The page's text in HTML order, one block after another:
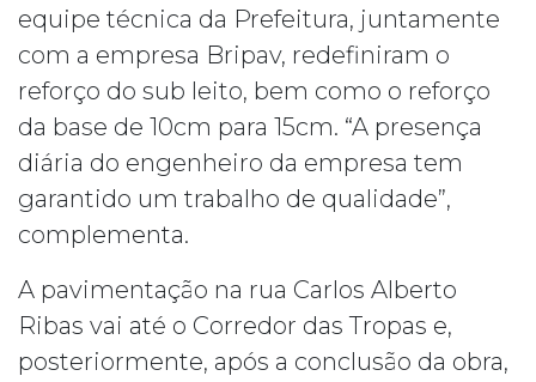
equipe técnica da Prefeitura, juntamente
com a empresa Bripav, redefiniram o
reforço do sub leito, bem como o reforço
da base de 10cm para 15cm. “A presença
diária do engenheiro da empresa tem
garantido um trabalho de qualidade”,
complementa.
A pavimentação na rua Carlos Alberto
Ribas vai até o Corredor das Tropas e,
posteriormente, após a conclusão da obra,